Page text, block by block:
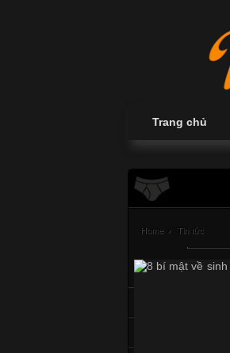
Trang chủ
Home › Tin tức